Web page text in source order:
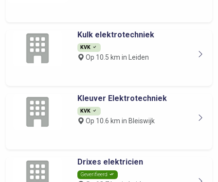
Kulk elektrotechniek
KVK
Op 10.5 km in Leiden
Kleuver Elektrotechniek
KVK
Op 10.6 km in Bleiswijk
Drixes elektricien
Geverifieerd